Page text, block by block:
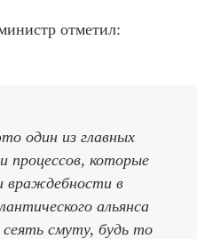
отметил:
один из главных
процессов, которые
враждебности в
альянса
смуту, будь то